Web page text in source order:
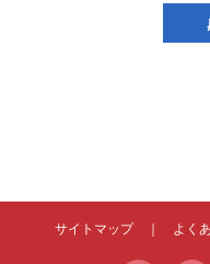
サイトマップ｜ よく